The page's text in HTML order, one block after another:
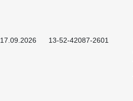
17.09.2026 13-52-42087-2601